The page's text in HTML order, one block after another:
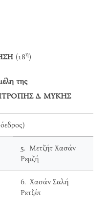
(18η)
της
Δ. ΜΥΚΗΣ
5. Μετζήτ Χασάν
Ρεμζή
6. Χασάν Σαλή
Ρετζέπ